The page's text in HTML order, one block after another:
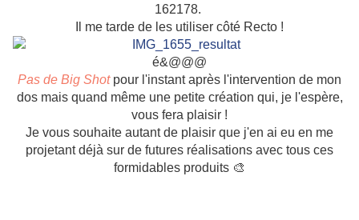
162178.
Il me tarde de les utiliser côté Recto !
é&@@@
Pas de Big Shotpour l'instant après l'intervention de mon
dos mais quand même une petite création qui, je l'espère,
vous fera plaisir !
Je vous souhaite autant de plaisir que j'en ai eu en me
projetant déjà sur de futures réalisations avec tous ces
formidables produits 🎨